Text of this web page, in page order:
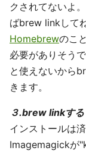
クされてないよ
ばbrew linkして
Homebrewのこ
必要がありそう
と使えないから
きます。
３.brew linkする
インストールは
Imagemagickが